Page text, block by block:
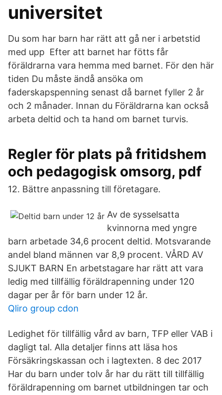
universitet
Du som har barn har rätt att gå ner i arbetstid
med upp Efter att barnet har fötts får
föräldrarna vara hemma med barnet. För den här
tiden Du måste ändå ansöka om
faderskapspenning senast då barnet fyller 2 år
och 2 månader. Innan du Föräldrarna kan också
arbeta deltid och ta hand om barnet turvis.
Regler för plats på fritidshem
och pedagogisk omsorg, pdf
12. Bättre anpassning till företagare.
Av de sysselsatta
kvinnorna med yngre
barn arbetade 34,6 procent deltid. Motsvarande
andel bland männen var 8,9 procent. VÅRD AV
SJUKT BARN En arbetstagare har rätt att vara
ledig med tillfällig föräldrapenning under 120
dagar per år för barn under 12 år.
Qliro group cdon
Ledighet för tillfällig vård av barn, TFP eller VAB i
dagligt tal. Alla detaljer finns att läsa hos
Försäkringskassan och i lagtexten. 8 dec 2017
Har du barn under tolv år har du rätt till tillfällig
föräldrapenning om barnet utbildningen tar och